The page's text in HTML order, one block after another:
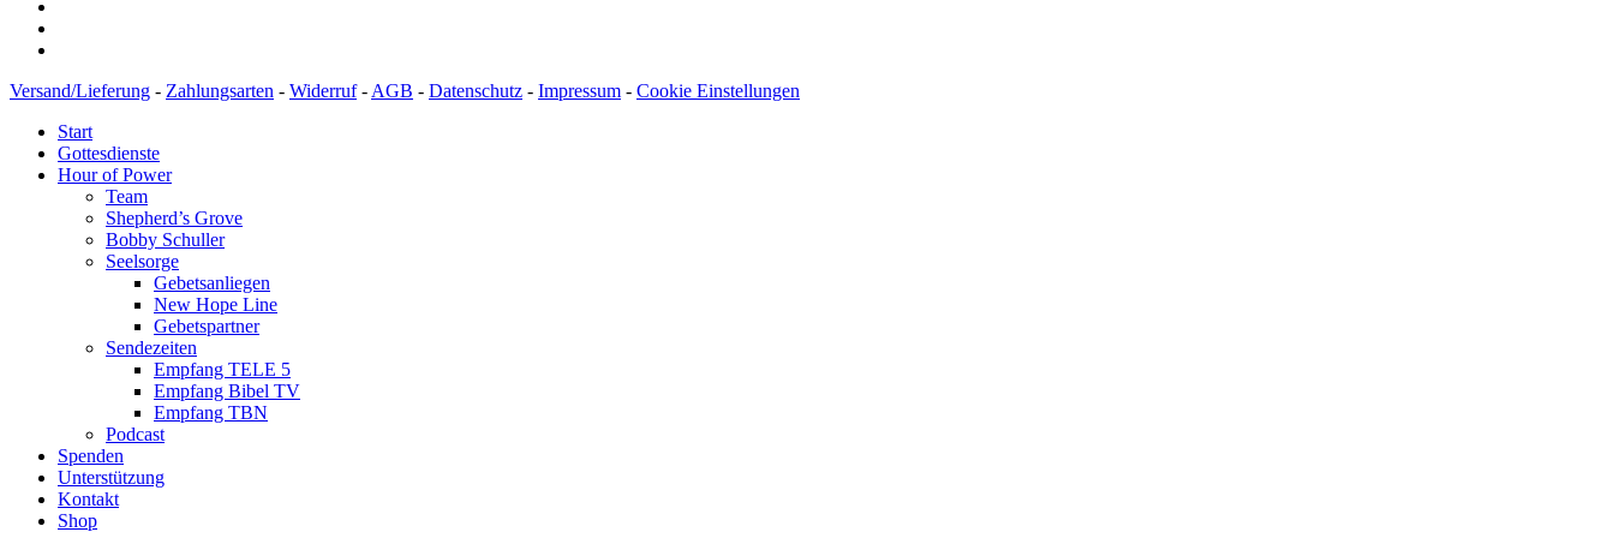
Versand/Lieferung - Zahlungsarten - Widerruf- AGB - Datenschutz - Impressum - Cookie Einstellungen
Start
Gottesdienste
Hour of Power
Team
Shepherd’s Grove
Bobby Schuller
Seelsorge
Gebetsanliegen
New Hope Line
Gebetspartner
Sendezeiten
Empfang TELE 5
Empfang Bibel TV
Empfang TBN
Podcast
Spenden
Unterstützung
Kontakt
Shop